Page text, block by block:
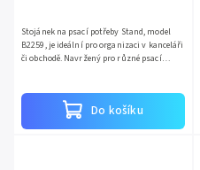
Do košíku
Stojánek na psací potřeby Stand, model
B2259, je ideální pro organizaci v kanceláři
či obchodě. Navržený pro různé psací